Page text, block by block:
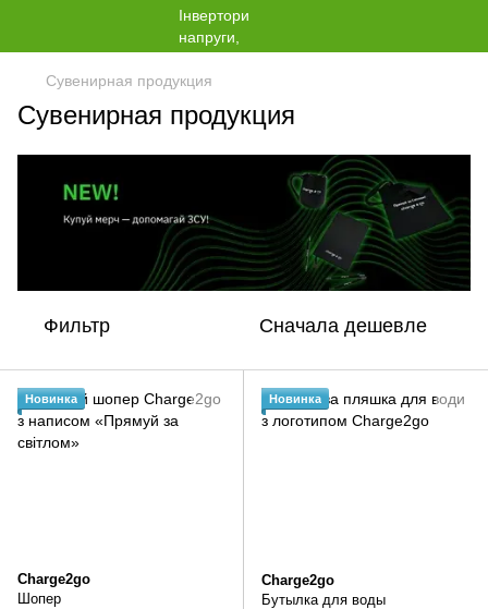
Сувенирная продукция
Сувенирная продукция
Фильтр Сначала дешевле
Новинка
Charge2go
Шопер
Новинка
Charge2go
Бутылка для воды